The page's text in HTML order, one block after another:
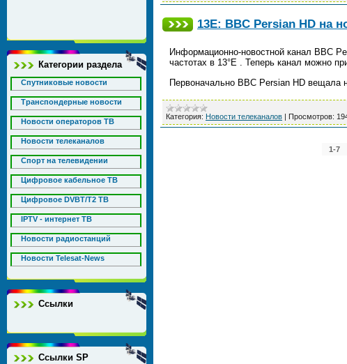
Категории раздела
Спутниковые новости
Транспондерные новости
Новости операторов ТВ
Новости телеканалов
Спорт на телевидении
Цифровое кабельное ТВ
Цифровое DVBT/T2 ТВ
IPTV - интернет ТВ
Новости радиостанций
Новости Telesat-News
Ссылки
Ссылки SP
13E: BBC Persian HD на
Информационно-новостной канал BBC
частотах в 13°E . Теперь канал можно
Первоначально BBC Persian HD вещала
Категория: Новости телеканалов | Просмотров:
1-7